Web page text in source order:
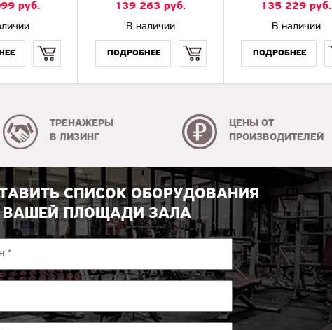
руб.
139 263 руб.
В наличии
135 229 руб.
В наличии
ТРЕНАЖЕРЫ
В ЛИЗИНГ
ЦЕНЫ ОТ
ПРОИЗВОДИТЕЛЕЙ
СПИСОК ОБОРУДОВАНИЯ
ВАШЕЙ ПЛОЩАДИ ЗАЛА